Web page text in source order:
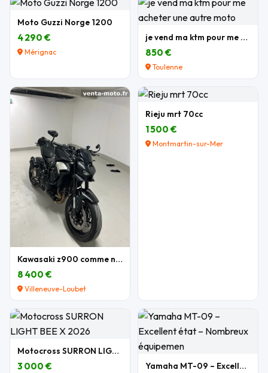
Moto Guzzi Norge 1200
4 290 €
Mérignac
je vend ma ktm pour me acheter une autre moto
850 €
Toulenne
Kawasaki z900 comme neuve
8 400 €
Villeneuve-Loubet
Rieju mrt 70cc
1 500 €
Montmartin-sur-Mer
Motocross SURRON LIGHT BEE X 2026
3 000 € Yamaha MT-09 – Excellent état – Nombreux équipemen